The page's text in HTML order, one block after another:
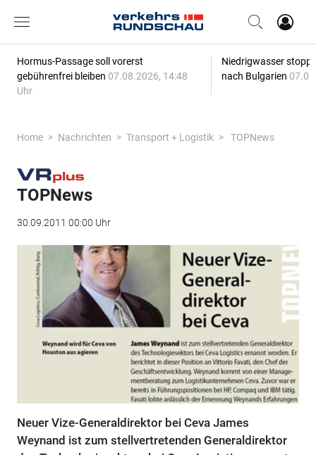
Hormus-Passage soll vorerst
gebührenfrei bleiben 07.08.2026, 14:48
Uhr
Niedrigwasser
nach Bulgarien
Home Nachrichten Transport + Logistik TOPNews
TOPNews
30.09.2011 00:00 Uhr
Neuer Vize-Generaldirektor bei Ceva James
Weynand ist zum stellvertretenden Generaldirektor